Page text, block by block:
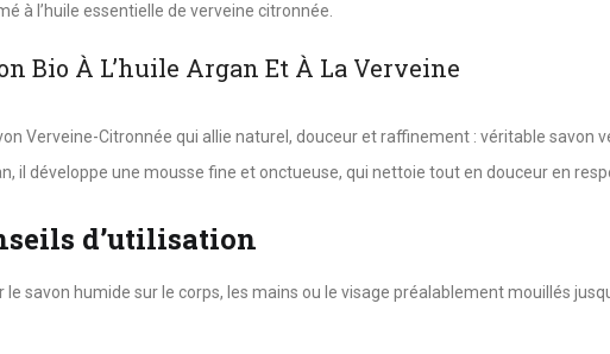
à l’huile essentielle de verveine citronnée.
Bio À L’huile Argan Et À La Verveine
Verveine-Citronnée qui allie naturel, douceur et raffinement : véritable savon
il développe une mousse fine et onctueuse, qui nettoie tout en douceur en
d’utilisation
le savon humide sur le corps, les mains ou le visage préalablement mouillés